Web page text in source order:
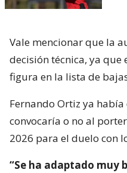
Vale mencionar que la
decisión técnica, ya
figura en la lista de
Fernando Ortiz ya
convocaría o no al
2026 para el duelo con
“Se ha adaptado muy